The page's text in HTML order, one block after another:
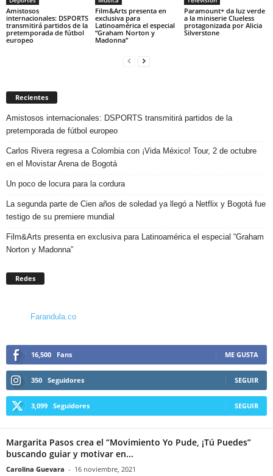
Amistosos
internacionales: DSPORTS
transmitirá partidos de la
pretemporada de fútbol
europeo
Film&Arts presenta en
exclusiva para
Latinoamérica el especial
“Graham Norton y
Madonna”
Paramount+ da luz verde
a la miniserie Clueless
protagonizada por Alicia
Silverstone
Recientes
Amistosos internacionales: DSPORTS transmitirá partidos de la
pretemporada de fútbol europeo
Carlos Rivera regresa a Colombia con ¡Vida México! Tour, 2 de octubre
en el Movistar Arena de Bogotá
Un poco de locura para la cordura
La segunda parte de Cien años de soledad ya llegó a Netflix y Bogotá fue
testigo de su premiere mundial
Film&Arts presenta en exclusiva para Latinoamérica el especial “Graham
Norton y Madonna”
Redes
Farandula.co
16,500 Fans ME GUSTA
350 Seguidores SEGUIR
3,099 Seguidores SEGUIR
Margarita Pasos crea el “Movimiento Yo Pude, ¡Tú Puedes”
buscando guiar y motivar en...
Carolina Guevara - 16 noviembre, 2021